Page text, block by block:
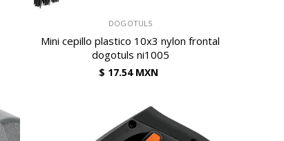
DOGOTULS
Mini cepillo plastico 10x3 nylon frontal
dogotuls ni1005
$ 17.54 MXN